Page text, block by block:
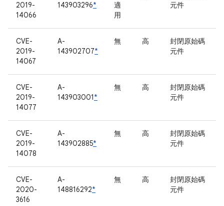
2019-
14066
143903296*
適
用
元件
CVE-
2019-
14067
A-
143902707*
無 高
封閉原始碼
元件
CVE-
2019-
14077
A-
143903001*
無 高
封閉原始碼
元件
CVE-
2019-
14078
A-
143902885*
無 高
封閉原始碼
元件
CVE-
2020-
3616
A-
148816292*
無 高
封閉原始碼
元件